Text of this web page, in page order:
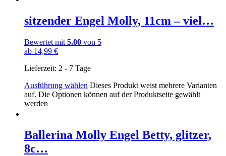
sitzender Engel Molly, 11cm – viel…
Bewertet mit 5.00 von 5
ab 14,99 €
Lieferzeit: 2 - 7 Tage
Ausführung wählen Dieses Produkt weist mehrere Varianten
auf. Die Optionen können auf der Produktseite gewählt
werden
Ballerina Molly Engel Betty, glitzer,
8c…